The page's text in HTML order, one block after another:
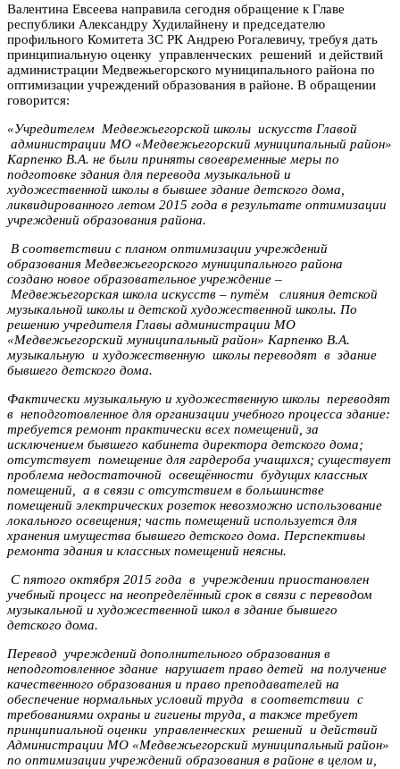
Валентина Евсеева направила сегодня обращение к Главе
республики Александру Худилайнену и председателю
профильного Комитета ЗС РК Андрею Рогалевичу, требуя дать
принципиальную оценку управленческих решений и действий
администрации Медвежьегорского муниципального района по
оптимизации учреждений образования в районе. В обращении
говорится:
«Учредителем Медвежьегорской школы искусств Главой
администрации МО «Медвежьегорский муниципальный район»
Карпенко В.А. не были приняты своевременные меры по
подготовке здания для перевода музыкальной и
художественной школы в бывшее здание детского дома,
ликвидированного летом 2015 года в результате оптимизации
учреждений образования района.
В соответствии с планом оптимизации учреждений
образования Медвежьегорского муниципального района
создано новое образовательное учреждение –
Медвежьегорская школа искусств – путём слияния детской
музыкальной школы и детской художественной школы. По
решению учредителя Главы администрации МО
«Медвежьегорский муниципальный район» Карпенко В.А.
музыкальную и художественную школы переводят в здание
бывшего детского дома.
Фактически музыкальную и художественную школы переводят
в неподготовленное для организации учебного процесса здание:
требуется ремонт практически всех помещений, за
исключением бывшего кабинета директора детского дома;
отсутствует помещение для гардероба учащихся; существует
проблема недостаточной освещённости будущих классных
помещений, а в связи с отсутствием в большинстве
помещений электрических розеток невозможно использование
локального освещения; часть помещений используется для
хранения имущества бывшего детского дома. Перспективы
ремонта здания и классных помещений неясны.
С пятого октября 2015 года в учреждении приостановлен
учебный процесс на неопределённый срок в связи с переводом
музыкальной и художественной школ в здание бывшего
детского дома.
Перевод учреждений дополнительного образования в
неподготовленное здание нарушает право детей на получение
качественного образования и право преподавателей на
обеспечение нормальных условий труда в соответствии с
требованиями охраны и гигиены труда, а также требует
принципиальной оценки управленческих решений и действий
Администрации МО «Медвежьегорский муниципальный район»
по оптимизации учреждений образования в районе в целом и,